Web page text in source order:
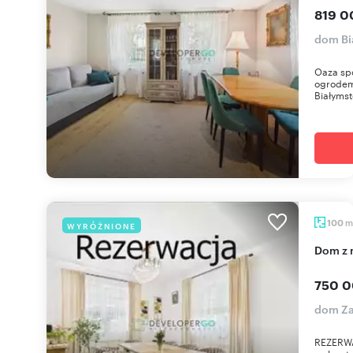
819
dom
Oaza
WYRÓŻNIONE 100 m
Dom
750
dom